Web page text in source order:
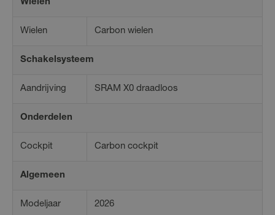
Wielen
Wielen Carbon wielen
Schakelsysteem
Aandrijving SRAM X0 draadloos
Onderdelen
Cockpit Carbon cockpit
Algemeen
Modeljaar 2026